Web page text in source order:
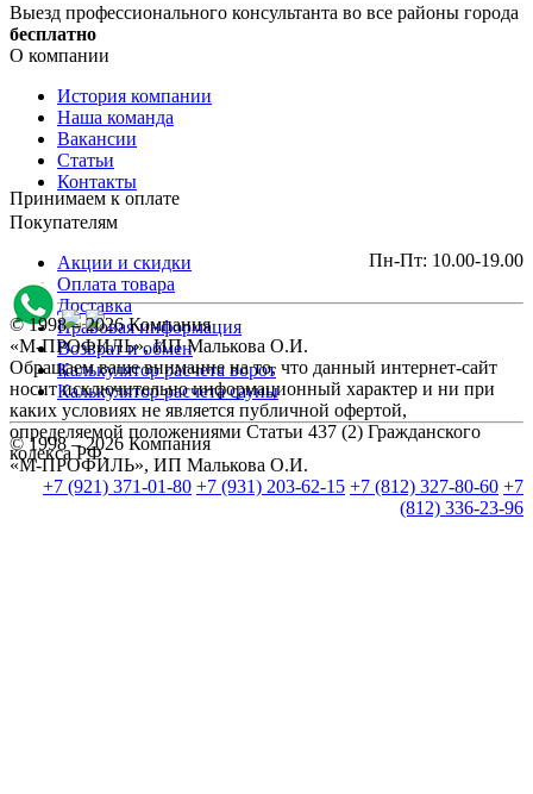
Выезд профессионального консультанта во все районы города
бесплатно
О компании
История компании
Наша команда
Вакансии
Статьи
Контакты
Покупателям
Акции и скидки
Оплата товара
Доставка
Правовая информация
Возврат и обмен
Калькулятор расчета ворот
Калькулятор расчета сауны
© 1998 – 2026 Компания
«М-ПРОФИЛЬ», ИП Малькова О.И.
+7 (921) 371-01-80 +7 (931) 203-62-15 +7 (812) 327-80-60 +7
(812) 336-23-96
Принимаем к оплате
Пн-Пт: 10.00-19.00
© 1998 – 2026 Компания
«М-ПРОФИЛЬ», ИП Малькова О.И.
Обращаем ваше внимание на то, что данный интернет-сайт
носит исключительно информационный характер и ни при
каких условиях не является публичной офертой,
определяемой положениями Статьи 437 (2) Гражданского
кодекса РФ.